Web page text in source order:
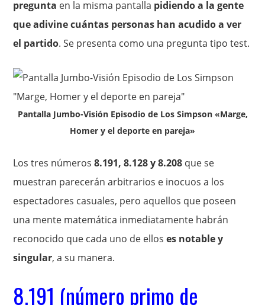
pregunta en la misma pantalla pidiendo a la gente
que adivine cuántas personas han acudido a ver
el partido. Se presenta como una pregunta tipo test.
Pantalla Jumbo-Visión Episodio de Los Simpson «Marge,
Homer y el deporte en pareja»
Los tres números8.191, 8.128 y 8.208 que se
muestran parecerán arbitrarios e inocuos a los
espectadores casuales, pero aquellos que poseen
una mente matemática inmediatamente habrán
reconocido que cada uno de elloses notable y
singular, a su manera.
8.191 (número primo de